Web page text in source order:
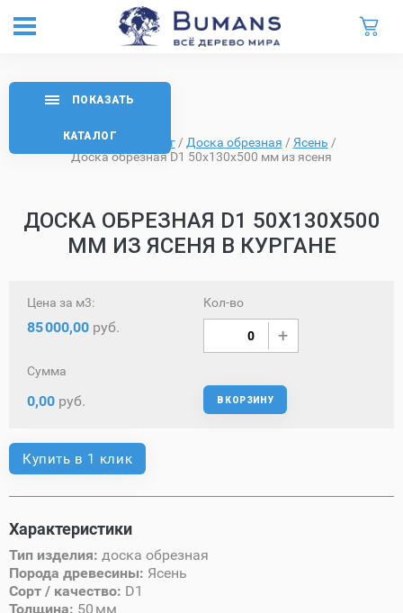
Главная Каталог / Доска обрезная / Ясень /
Доска обрезная D1 50х130х500 мм из ясеня
ДОСКА ОБРЕЗНАЯ D1 50Х130Х500
ММ ИЗ ЯСЕНЯ В КУРГАНЕ
ПОКАЗАТЬ
КАТАЛОГ
Цена за м3:
85000,00 руб.
Кол-во
Сумма
0,00 руб. В КОРЗИНУ
Купить в 1 клик
Характеристики
Тип изделия: доска обрезная
Порода древесины: Ясень
Сорт / качество: D1
Толщина: 50 мм